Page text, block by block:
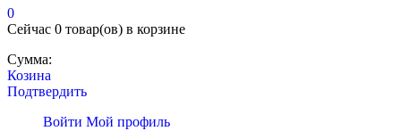
0
Сейчас 0 товар(ов) в корзине
Сумма:
Козина
Подтвердить
Войти Мой профиль